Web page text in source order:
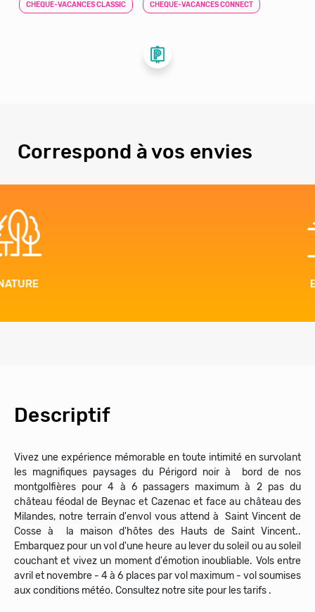
CHEQUE-VACANCES CLASSIC CHEQUE-VACANCES CONNECT
Correspond à vos envies
Descriptif
Vivez une expérience mémorable en toute intimité en survolant
les magnifiques paysages du Périgord noir à bord de nos
montgolfières pour 4 à 6 passagers maximum à 2 pas du
château féodal de Beynac et Cazenac et face au château des
Milandes, notre terrain d'envol vous attend à Saint Vincent de
Cosse à la maison d'hôtes des Hauts de Saint Vincent..
Embarquez pour un vol d'une heure au lever du soleil ou au soleil
couchant et vivez un moment d'émotion inoubliable. Vols entre
avril et novembre - 4 à 6 places par vol maximum - vol soumises
aux conditions météo. Consultez notre site pour les tarifs .